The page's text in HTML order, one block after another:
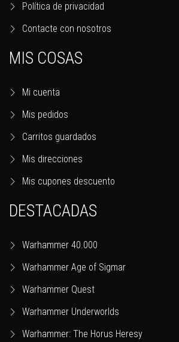
Política de privacidad
Contacte con nosotros
MIS COSAS
Mi cuenta
Mis pedidos
Carritos guardados
Mis direcciones
Mis cupones descuento
DESTACADAS
Warhammer 40.000
Warhammer Age of Sigmar
Warhammer Quest
Warhammer Underworlds
Warhammer: The Horus Heresy